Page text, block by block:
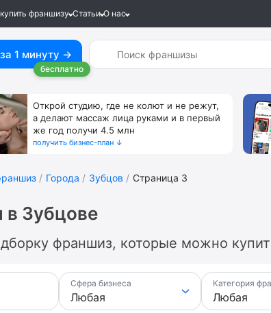
франшизу Статьи О нас
1 минуту →
бесплатно
Открой студию, где не колют и не режут,
а делают массаж лица руками и в первый
же год получи 4.5 млн
получить бизнес-план ↓
Города Зубцов Страница 3
Зубцове
франшиз, которые можно
Сфера бизнеса Категория